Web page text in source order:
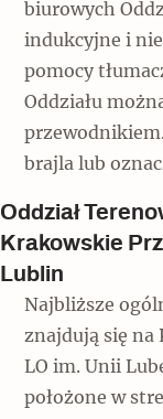
biurowych
indukcyjne i
pomocy
Oddziału
brajla lub
Oddział
Krakowskie
Lublin
Najbliższe
znajdują się na
LO im. Unii
położone w